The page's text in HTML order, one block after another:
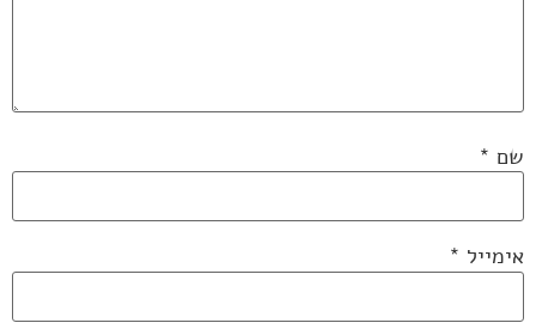
שם *
אימייל *